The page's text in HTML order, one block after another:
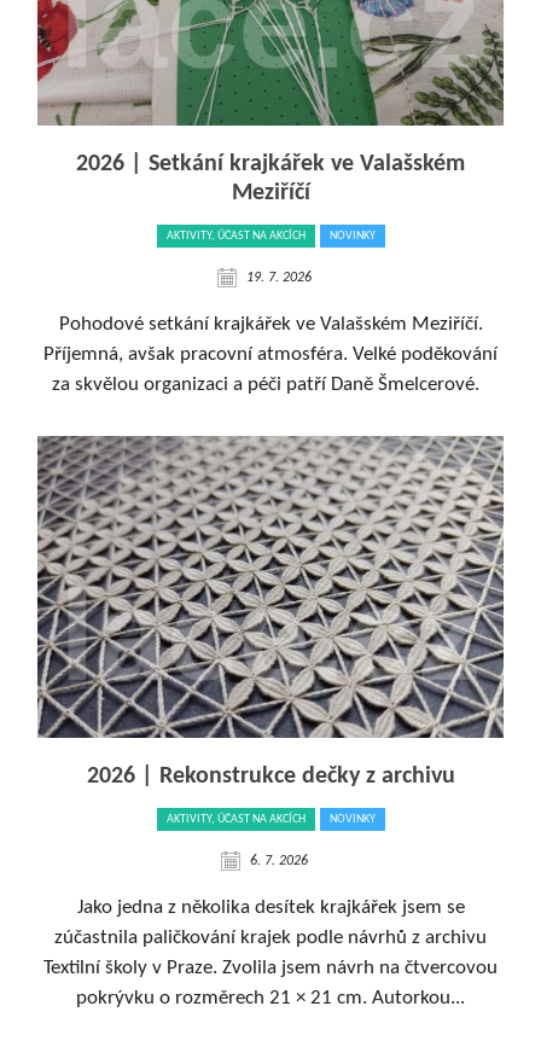
2026 | Setkání krajkářek ve Valašském
Meziříčí
AKTIVITY, ÚČAST NA AKCÍCH NOVINKY
19. 7. 2026
Pohodové setkání krajkářek ve Valašském Meziříčí.
Příjemná, avšak pracovní atmosféra. Velké poděkování
za skvělou organizaci a péči patří Daně Šmelcerové.
2026 | Rekonstrukce dečky z archivu
AKTIVITY, ÚČAST NA AKCÍCH NOVINKY
6. 7. 2026
Jako jedna z několika desítek krajkářek jsem se
zúčastnila paličkování krajek podle návrhů z archivu
Textilní školy v Praze. Zvolila jsem návrh na čtvercovou
pokrývku o rozměrech 21 × 21 cm. Autorkou...